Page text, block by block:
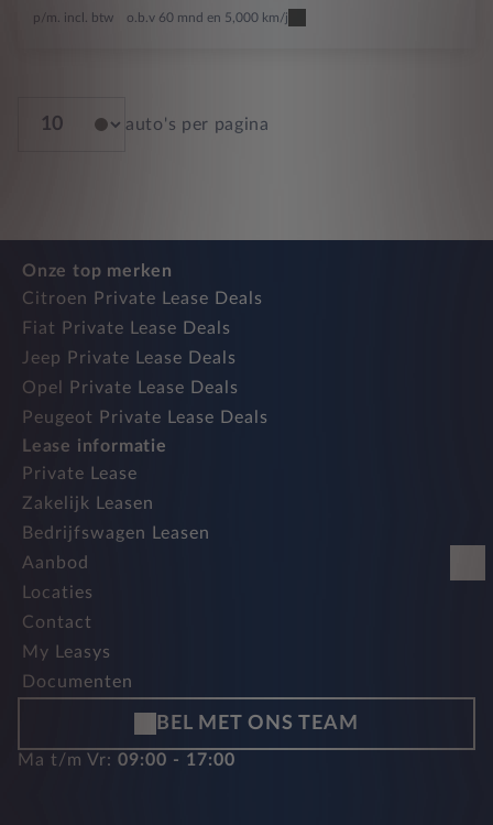
p/m. incl. btw o.b.v 60 mnd en 5,000 km/j
auto's per pagina
Onze top merken
Citroen Private Lease Deals
Fiat Private Lease Deals
Jeep Private Lease Deals
Opel Private Lease Deals
Peugeot Private Lease Deals
Lease informatie
Private Lease
Zakelijk Leasen
Bedrijfswagen Leasen
Aanbod
Locaties
Contact
My Leasys
Documenten
BEL MET ONS TEAM
Ma t/m Vr: 09:00 - 17:00